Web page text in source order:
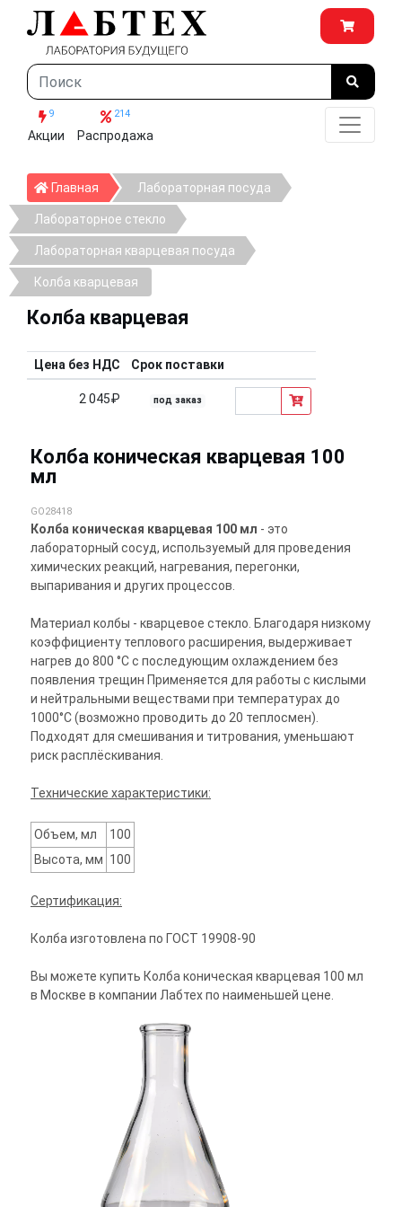
9
Акции
214
Распродажа
Главная ГлавнаяЛабораторная посуда
Лабораторное стекло
Лабораторная кварцевая посуда
Колба кварцевая
Колба кварцевая
Цена без НДС Срок поставки
2 045₽ под заказ
Колба коническая кварцевая 100
мл
GO28418
Колба коническая кварцевая 100 мл - это
лабораторный сосуд, используемый для проведения
химических реакций, нагревания, перегонки,
выпаривания и других процессов.
Материал колбы - кварцевое стекло. Благодаря низкому
коэффициенту теплового расширения, выдерживает
нагрев до 800 °C с последующим охлаждением без
появления трещин Применяется для работы с кислыми
и нейтральными веществами при температурах до
1000°С (возможно проводить до 20 теплосмен).
Подходят для смешивания и титрования, уменьшают
риск расплёскивания.
Технические характеристики:
Объем, мл
100
Высота, мм 100
Сертификация:
Колба изготовлена по ГОСТ 19908‑90
Вы можете купить Колба коническая кварцевая 100 мл
в Москве в компании Лабтех по наименьшей цене.